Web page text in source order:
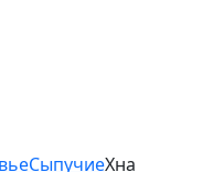
СыпучиеХна